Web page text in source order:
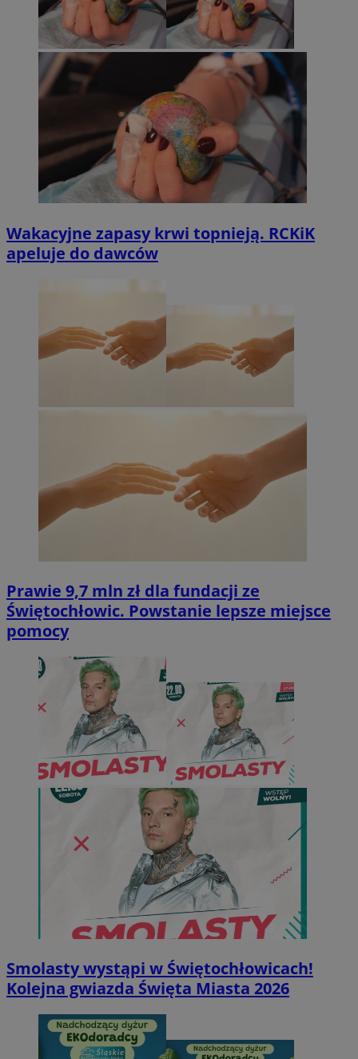
Wakacyjne zapasy krwi topnieją. RCKiK
apeluje do dawców
Prawie 9,7 mln zł dla fundacji ze
Świętochłowic. Powstanie lepsze miejsce
pomocy
Smolasty wystąpi w Świętochłowicach!
Kolejna gwiazda Święta Miasta 2026